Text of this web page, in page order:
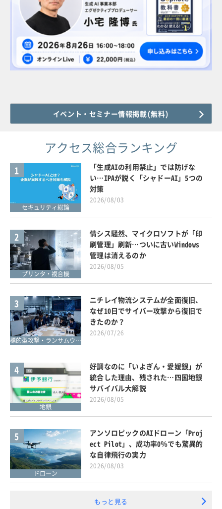
イベント・セミナー情報掲載(無料)
アクセス総合ランキング
1
セキュリティ総論
「生成AIの利用禁止」では防げな
い…IPAが説く「シャドーAI」5つの
対策
2026/08/03
2
プリンタ・複合機
情シス騒然、マイクロソフトが「印
刷管理」刷新…ついに古いWindows
管理は消えるのか
2026/08/05
3
標的型攻撃・ランサムウェア対策
ニチレイ物流システムが全面復旧、
なぜ10日でサイバー攻撃から復旧で
きたのか？
2026/07/26
4
地銀
好調なのに「いよぎん・愛媛銀」が
統合した理由、残された…四国地銀
サバイバル大解説
2026/08/05
5
ドローン
アンソロピックのAIドローン「Proj
ect Pilot」、成功率0％でも驚異的
な自律飛行の実力
2026/08/03
もっと見る